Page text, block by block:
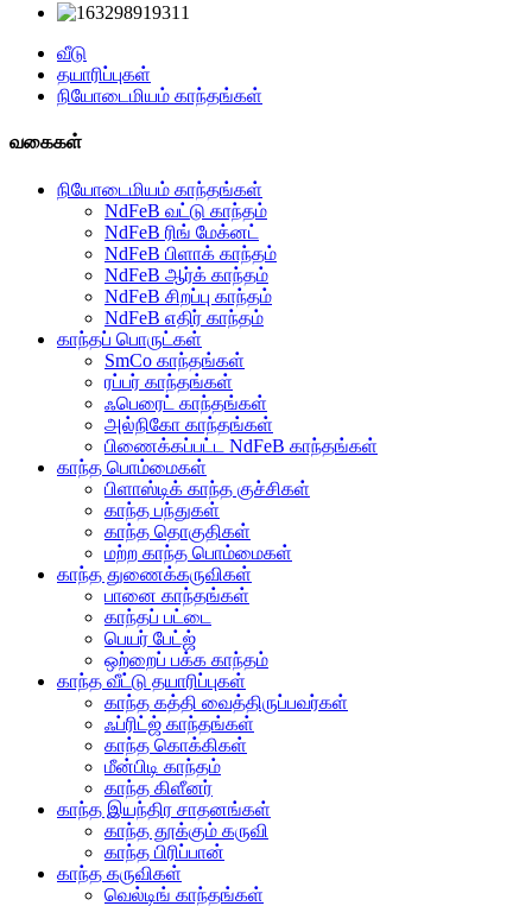
வீடு
தயாரிப்புகள்
நியோடைமியம் காந்தங்கள்
வகைகள்
நியோடைமியம் காந்தங்கள்
NdFeB வட்டு காந்தம்
NdFeB ரிங் மேக்னட்
NdFeB பிளாக் காந்தம்
NdFeB ஆர்க் காந்தம்
NdFeB சிறப்பு காந்தம்
NdFeB எதிர் காந்தம்
காந்தப் பொருட்கள்
SmCo காந்தங்கள்
ரப்பர் காந்தங்கள்
ஃபெரைட் காந்தங்கள்
அல்நிகோ காந்தங்கள்
பிணைக்கப்பட்ட NdFeB காந்தங்கள்
காந்த பொம்மைகள்
பிளாஸ்டிக் காந்த குச்சிகள்
காந்த பந்துகள்
காந்த தொகுதிகள்
மற்ற காந்த பொம்மைகள்
காந்த துணைக்கருவிகள்
பானை காந்தங்கள்
காந்தப் பட்டை
பெயர் பேட்ஜ்
ஒற்றைப் பக்க காந்தம்
காந்த வீட்டு தயாரிப்புகள்
காந்த கத்தி வைத்திருப்பவர்கள்
ஃப்ரிட்ஜ் காந்தங்கள்
காந்த கொக்கிகள்
மீன்பிடி காந்தம்
காந்த கிளீனர்
காந்த இயந்திர சாதனங்கள்
காந்த தூக்கும் கருவி
காந்த பிரிப்பான்
காந்த கருவிகள்
வெல்டிங் காந்தங்கள்